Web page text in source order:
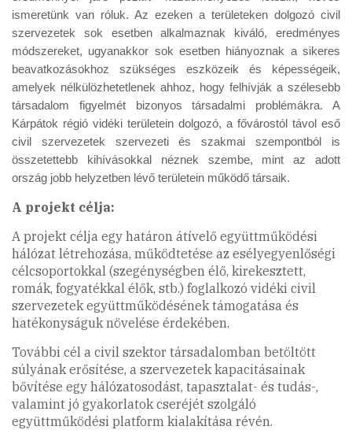
ismeretünk van róluk. Az ezeken a területeken dolgozó civil
szervezetek sok esetben alkalmaznak kiváló, eredményes
módszereket, ugyanakkor sok esetben hiányoznak a sikeres
beavatkozásokhoz szükséges eszközeik és képességeik,
amelyek nélkülözhetetlenek ahhoz, hogy felhívják a szélesebb
társadalom figyelmét bizonyos társadalmi problémákra. A
Kárpátok régió vidéki területein dolgozó, a fővárostól távol eső
civil szervezetek szervezeti és szakmai szempontból is
összetettebb kihívásokkal néznek szembe, mint az adott
ország jobb helyzetben lévő területein működő társaik.
A projekt célja:
A projekt célja egy határon átívelő együttműködési
hálózat létrehozása, működtetése az esélyegyenlőségi
célcsoportokkal (szegénységben élő, kirekesztett,
romák, fogyatékkal élők, stb.) foglalkozó vidéki civil
szervezetek együttműködésének támogatása és
hatékonyságuk növelése érdekében.
További cél a civil szektor társadalomban betöltött
súlyának erősítése, a szervezetek kapacitásainak
bővítése egy hálózatosodást, tapasztalat- és tudás-,
valamint jó gyakorlatok cseréjét szolgáló
együttműködési platform kialakítása révén.